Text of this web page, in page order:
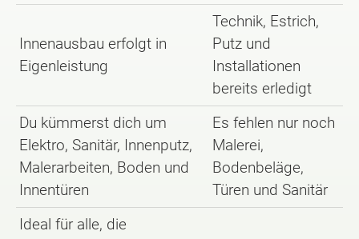
Innenausbau erfolgt in
Eigenleistung
Technik, Estrich,
Putz und
Installationen
bereits erledigt
Du kümmerst dich um
Elektro, Sanitär, Innenputz,
Malerarbeiten, Boden und
Innentüren
Es fehlen nur noch
Malerei,
Bodenbeläge,
Türen und Sanitär
Ideal für alle, die